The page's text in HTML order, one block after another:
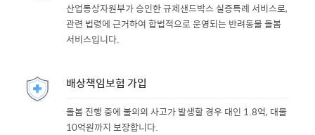
산업통상자원부가 승인한 규제샌드박스 실증특례 서비스로,
관련 법령에 근거하여 합법적으로 운영되는 반려동물 돌봄
서비스입니다.
배상책임보험 가입
돌봄 진행 중에 불의의 사고가 발생할 경우 대인 1.8억, 대물
10억원까지 보장합니다.